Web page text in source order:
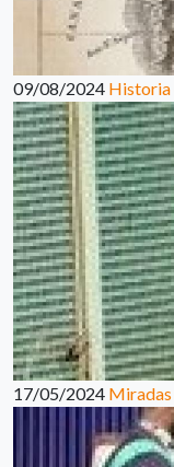
09/08/2024 Historia
17/05/2024 Miradas